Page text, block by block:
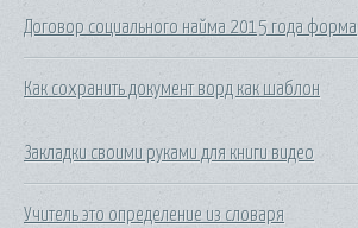
Договор социального найма 2015 года форма
Как сохранить документ ворд как шаблон
Закладки своими руками для книги видео
Учитель это определение из словаря